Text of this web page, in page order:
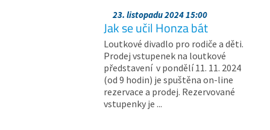
23. listopadu 2024 15:00
Jak se učil Honza bát
Loutkové divadlo pro rodiče a děti.
Prodej vstupenek na loutkové
představení v pondělí 11. 11. 2024
(od 9 hodin) je spuštěna on-line
rezervace a prodej. Rezervované
vstupenky je ...